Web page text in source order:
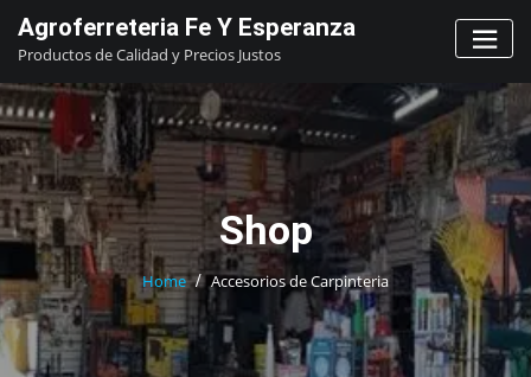
content
Agroferreteria Fe Y Esperanza
Productos de Calidad y Precios Justos
Shop
Home Accesorios de Carpinteria